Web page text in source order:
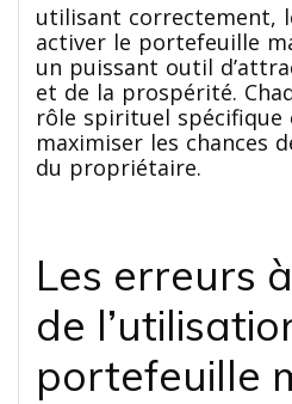
utilisant correctement,
activer le portefeuille
un puissant outil
et de la prospérité.
rôle spirituel
maximiser les chances
du propriétaire.
Les erreurs
de
portefeuille